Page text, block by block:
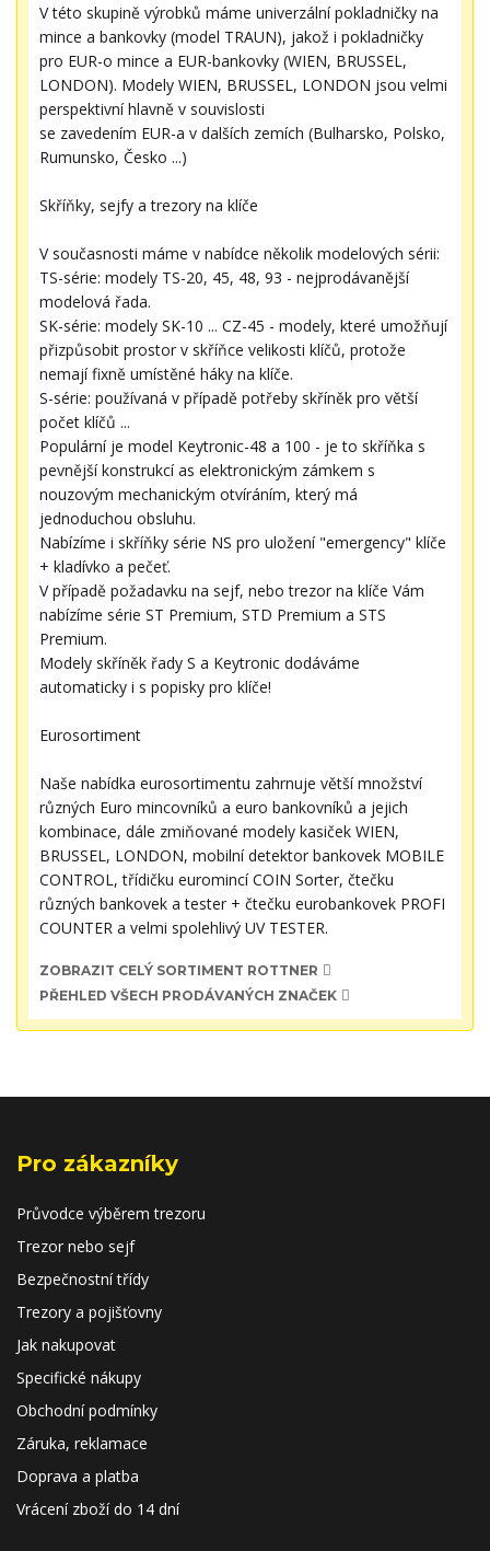
V této skupině výrobků máme univerzální pokladničky na
mince a bankovky (model TRAUN), jakož i pokladničky
pro EUR-o mince a EUR-bankovky (WIEN, BRUSSEL,
LONDON). Modely WIEN, BRUSSEL, LONDON jsou velmi
perspektivní hlavně v souvislosti
se zavedením EUR-a v dalších zemích (Bulharsko, Polsko,
Rumunsko, Česko ...)
Skříňky, sejfy a trezory na klíče
V současnosti máme v nabídce několik modelových sérii:
TS-série: modely TS-20, 45, 48, 93 - nejprodávanější
modelová řada.
SK-série: modely SK-10 ... CZ-45 - modely, které umožňují
přizpůsobit prostor v skříňce velikosti klíčů, protože
nemají fixně umístěné háky na klíče.
S-série: používaná v případě potřeby skříněk pro větší
počet klíčů ...
Populární je model Keytronic-48 a 100 - je to skříňka s
pevnější konstrukcí as elektronickým zámkem s
nouzovým mechanickým otvíráním, který má
jednoduchou obsluhu.
Nabízíme i skříňky série NS pro uložení "emergency" klíče
+ kladívko a pečeť.
V případě požadavku na sejf, nebo trezor na klíče Vám
nabízíme série ST Premium, STD Premium a STS
Premium.
Modely skříněk řady S a Keytronic dodáváme
automaticky i s popisky pro klíče!
Eurosortiment
Naše nabídka eurosortimentu zahrnuje větší množství
různých Euro mincovníků a euro bankovníků a jejich
kombinace, dále zmiňované modely kasiček WIEN,
BRUSSEL, LONDON, mobilní detektor bankovek MOBILE
CONTROL, třídičku euromincí COIN Sorter, čtečku
různých bankovek a tester + čtečku eurobankovek PROFI
COUNTER a velmi spolehlivý UV TESTER.
ZOBRAZIT CELÝ SORTIMENT ROTTNER
PŘEHLED VŠECH PRODÁVANÝCH ZNAČEK
Pro zákazníky
Průvodce výběrem trezoru
Trezor nebo sejf
Bezpečnostní třídy
Trezory a pojišťovny
Jak nakupovat
Specifické nákupy
Obchodní podmínky
Záruka, reklamace
Doprava a platba
Vrácení zboží do 14 dní